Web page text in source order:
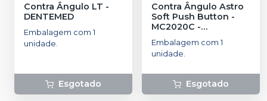
Contra Ângulo LT -
DENTEMED
Embalagem com 1
unidade.
Esgotado
Contra Ângulo Astro
Soft Push Button -
MC2020C -
MICRODONT
Embalagem com 1
unidade.
Esgotado